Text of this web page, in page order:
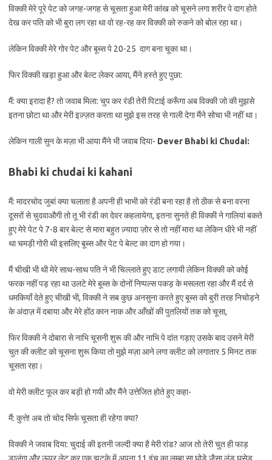
विक्की मेरे पूरे पेट को जगह-जगह से चूसता हुआ मेरी कांख को चूसने लगा शरीर पे दाग होते
देख कर पति को भी बुरा लग रहा था वो रह-रह कर विक्की को रुकने को बोल रहा था।
लेकिन विक्की मेरे गोर पेट और बूब्स पे 20-25 दाग बना चूका था।
फिर विक्की खड़ा हुआ और बेल्ट लेकर आया, मैंने हस्ते हुए पुछा:
मैं: क्या इरादा है? तो जवाब मिला: चुप कर रंडी तेरी पिटाई करूँगा अब विक्की जो की मुझसे
इतना छोटा था और मेरी इज़्ज़त करता था मुझे इस तरह से गाली देगा मैंने सोचा भी नहीं था।
लेकिन गाली सुन के मज़ा भी आया मैंने भी जवाब दिया- Dever Bhabi ki Chudai:
Bhabi ki chudai ki kahani
मैं: मादरचोद जुबां क्या चलाता है अपनी ही भाभी को रंडी बना रहा है तो ठीक से बना वरना
दूसरों से चुदवाऔगी तो तू भी रंडी का देवर कहलायेगा, इतना सुनते ही विक्की ने गालियां बकते
हुए मेरे पेट पे 7-8 बार बेल्ट से मारा बहुत ज़्यादा ज़ोर से तो नहीं मारा था लेकिन धीरे भी नहीं
था चमड़ी गोरी थी इसलिए बूब्स और पेट पे बेल्ट का दाग हो गया।
मैं चीखी भी थी मेरे साथ-साथ पति ने भी चिल्लाते हुए डाट लगायी लेकिन विक्की को कोई
फरक नहीं पड़ रहा था उलटे मेरे बूब्स के दोनों निप्पल्स पकड़ के मसलता रहा और मैं दर्द से
धमकियाँ देते हुए चीखी भी, विक्की ने सब कुछ अनसुना करते हुए बूब्स को बुरी तरह निचोड़ने
के अंदाज़ में दबाया और मेरे होंठ कान नाक और आँखों की पुतलियों तक को चूसा,
फिर विक्की ने दोबारा से नाभि चूसनी शुरू की और नाभि पे दांत गड़ाए उसके बाद उसने मेरी
चुत की क्लीट को चूसना शुरू किया तो मुझे मज़ा आने लगा क्लीट को लगातार 5 मिनट तक
चूसता रहा।
वो मेरी क्लीट फूल कर बड़ी हो गयी और मैंने उत्तेजित होते हुए कहा-
मैं: कुत्ते! अब तो चोद सिर्फ चूसता ही रहेगा क्या?
विक्की ने जवाब दिया: चुदाई की इतनी जल्दी क्या है मेरी रांड? आज तो तेरी चुत ही फाड़